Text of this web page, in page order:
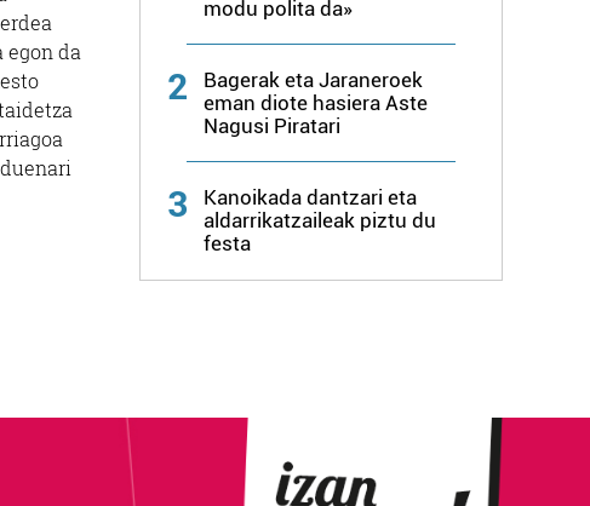
egon da
modu polita da»
2
Bagerak eta Jaraneroek
eman diote hasiera Aste
Nagusi Piratari
3
Kanoikada dantzari eta
aldarrikatzaileak piztu du
festa